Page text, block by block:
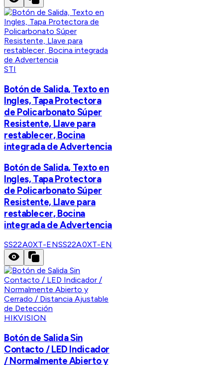
STI
Botón de Salida, Texto en
Ingles, Tapa Protectora
de Policarbonato Súper
Resistente, Llave para
restablecer, Bocina
integrada de Advertencia
Botón de Salida, Texto en
Ingles, Tapa Protectora
de Policarbonato Súper
Resistente, Llave para
restablecer, Bocina
integrada de Advertencia
SS22A0XT-ENSS22A0XT-EN
HIKVISION
Botón de Salida Sin
Contacto / LED Indicador
/ Normalmente Abierto y